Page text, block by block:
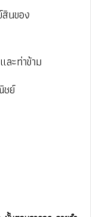
นของ
ละท่าข้าม
ชย์